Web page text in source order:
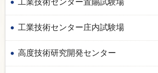
工業技術センター庄内試験場
高度技術研究開発センター